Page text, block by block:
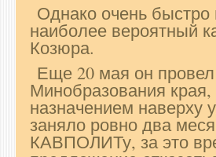
Однако очень
наиболее вероятный
Козюра.
Еще 20 мая он провел
Минобразования края,
назначением наверху
заняло ровно два
КАВПОЛИТу, за это